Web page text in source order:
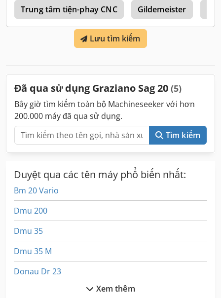
Thiết bị:tài liệu / sổ tay hướng dẫn
Trung tâm tiện-phay CNC Gildemeister
Lưu tìm kiếm
Đã qua sử dụng Graziano Sag 20 (5)
Bây giờ tìm kiếm toàn bộ Machineseeker với hơn
200.000 máy đã qua sử dụng.
Tìm kiếm
Duyệt qua các tên máy phổ biến nhất:
Bm 20 Vario
Dmu 200
Dmu 35
Dmu 35 M
Donau Dr 23
Gildemeister Gm 20
Xem thêm